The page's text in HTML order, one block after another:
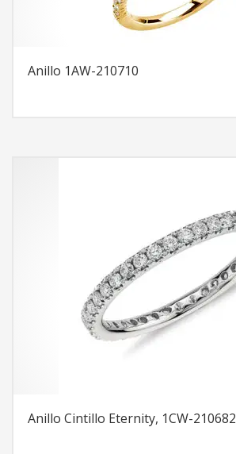
Anillo 1AW-210710
Anillo Cintillo Eternity, 1CW-210682